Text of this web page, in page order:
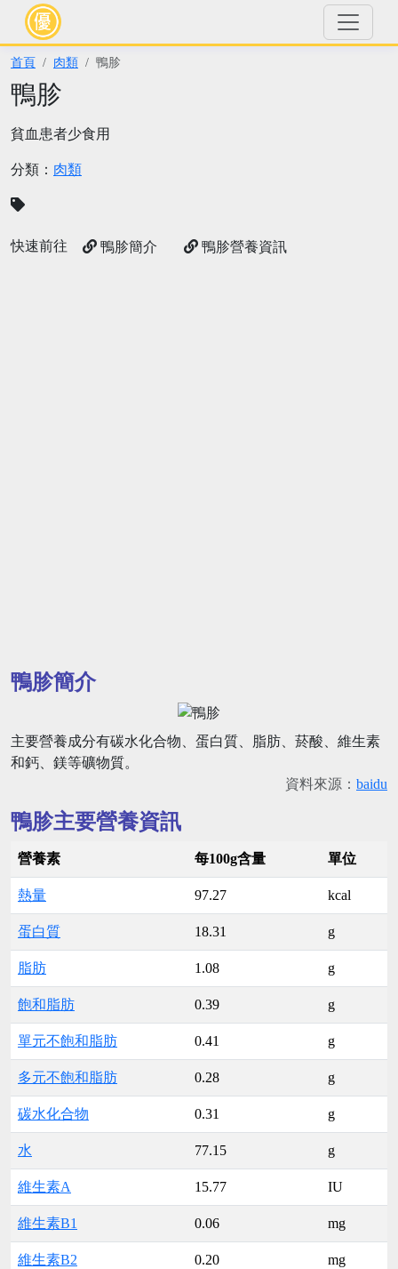
首頁 肉類 鴨胗
鴨胗
貧血患者少食用
分類： 肉類
快速前往 鴨胗簡介 鴨胗營養資訊
鴨胗簡介
主要營養成分有碳水化合物、蛋白質、脂肪、菸酸、維生素
和鈣、鎂等礦物質。
資料來源： baidu
鴨胗主要營養資訊
營養素 每100g含量 單位
熱量 97.27 kcal
蛋白質 18.31 g
脂肪 1.08 g
飽和脂肪 0.39 g
單元不飽和脂肪 0.41 g
多元不飽和脂肪 0.28 g
碳水化合物 0.31 g
水 77.15 g
維生素A 15.77 IU
維生素B1 0.06 mg
維生素B2 0.20 mg